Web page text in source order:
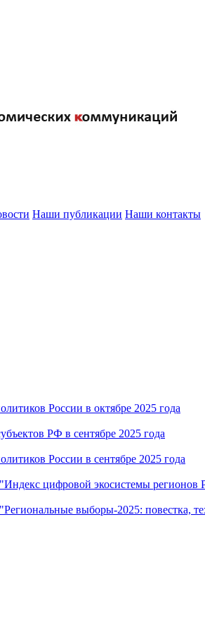
Наши публикации Наши контакты
России в октябре 2025 года
РФ в сентябре 2025 года
России в сентябре 2025 года
цифровой экосистемы
выборы-2025: повестка,